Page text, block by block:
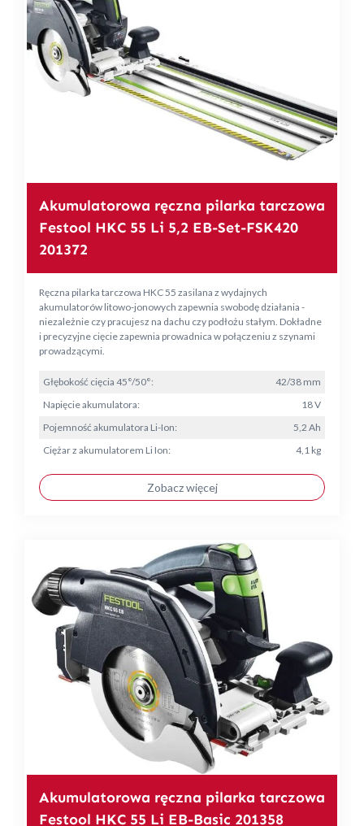
Akumulatorowa ręczna pilarka tarczowa
Festool HKC 55 Li 5,2 EB-Set-FSK420
201372
Ręczna pilarka tarczowa HKC 55 zasilana z wydajnych
akumulatorów litowo-jonowych zapewnia swobodę działania -
niezależnie czy pracujesz na dachu czy podłożu stałym. Dokładne
i precyzyjne cięcie zapewnia prowadnica w połączeniu z szynami
prowadzącymi.
Głębokość cięcia 45°/50°:
42/38 mm
Napięcie akumulatora:
18 V
Pojemność akumulatora Li-Ion:
5,2 Ah
Ciężar z akumulatorem Li Ion:
4,1 kg
Zobacz więcej
Akumulatorowa ręczna pilarka tarczowa
Festool HKC 55 Li EB-Basic 201358